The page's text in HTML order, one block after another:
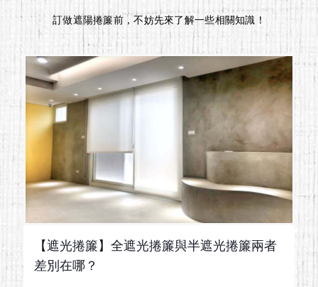
訂做遮陽捲簾前，不妨先來了解一些相關知識！
【遮光捲簾】全遮光捲簾與半遮光捲簾兩者
差別在哪？